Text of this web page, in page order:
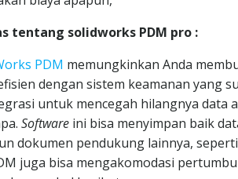
tentang solidworks PDM pro :
PDM memungkinkan Anda
dengan sistem keamanan yang
untuk mencegah hilangnya data
Software ini bisa menyimpan baik
dokumen pendukung lainnya,
juga bisa mengakomodasi